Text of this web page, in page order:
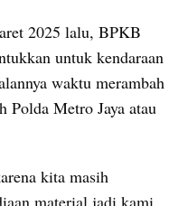
2025 lalu, BPKB
untuk kendaraan
waktu merambah
Polda Metro Jaya atau
kita masih
material jadi kami